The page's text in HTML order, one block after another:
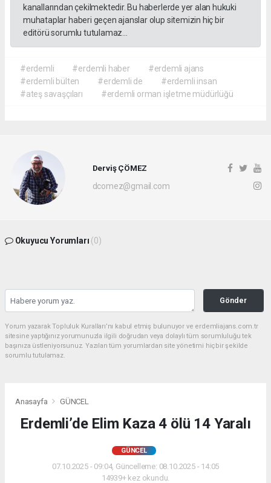
kanallarından çekilmektedir. Bu haberlerde yer alan hukuki
muhataplar haberi geçen ajanslar olup sitemizin hiç bir
editörü sorumlu tutulamaz...
#erdemli #erdemli haber
#erdemli ajans
#erdemli bülten
#erdemli de
#erdemli insan
#ateş savaşçıları
#erdemli orman işletme müdürlüğü
Derviş ÇÖMEZ
dcomez@gmail.com
Okuyucu Yorumları (0)
Gönder
Yorum yazarak Topluluk Kuralları’nı kabul etmiş bulunuyor ve erdemliajans.com.tr
sitesine yaptığınız yorumunuzla ilgili doğrudan veya dolaylı tüm sorumluluğu tek
başınıza üstleniyorsunuz. Yazılan tüm yorumlardan site yönetimi hiçbir şekilde
sorumlu tutulamaz.
Anasayfa GÜNCEL
Erdemli’de Elim Kaza 4 ölü 14 Yaralı
GÜNCEL
07.10.2025 - 09:04, Güncelleme: 08.10.2025 - 14:05
14939+ kez okundu.